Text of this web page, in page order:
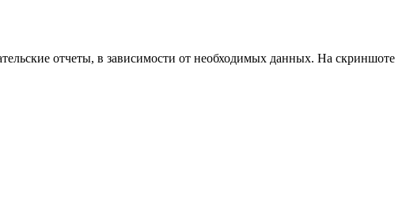
отчеты, в зависимости от необходимых данных. На скриншоте